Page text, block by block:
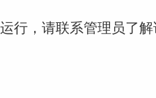
行，请联系管理员了